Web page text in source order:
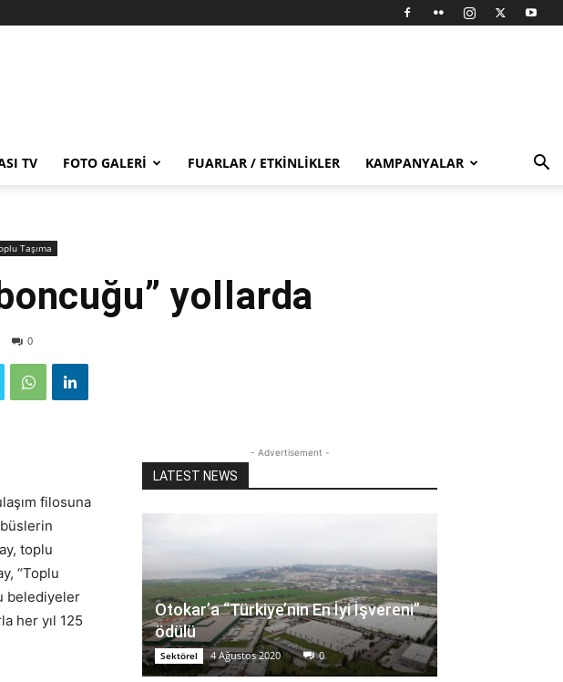
TV FOTO GALERI FUARLAR / ETKINLIKLER KAMPANYALAR
Taşıma
yollarda
0
filosuna
toplu
“Toplu
belediyeler
her yıl 125
- Advertisement -
LATEST NEWS
Otokar’a “Türkiye’nin En İyi İşvereni”
ödülü
Sektörel 4 Ağustos 2020 0